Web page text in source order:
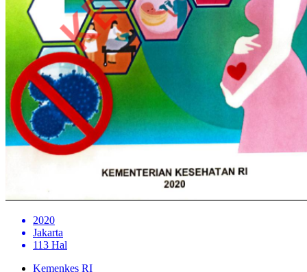
2020
Jakarta
113 Hal
Kemenkes RI